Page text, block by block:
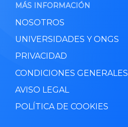
MÁS INFORMACIÓN
NOSOTROS
UNIVERSIDADES Y ONGS
PRIVACIDAD
CONDICIONES GENERALES
AVISO LEGAL
POLÍTICA DE COOKIES